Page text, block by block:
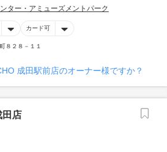
ター・アミューズメントパーク
カード可
８２８－１１
成田駅前店のオーナー様ですか？
田店